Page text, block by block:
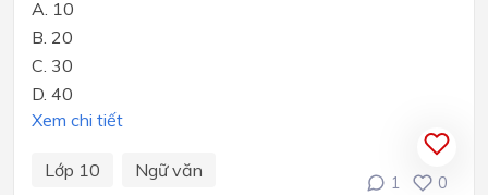
A. 10
B. 20
C. 30
D. 40
Xem chi tiết
Lớp 10 Ngữ văn
1 0